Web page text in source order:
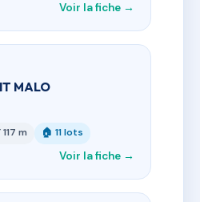
Voir la fiche →
MALO
117 m 🏠 11 lots
Voir la fiche →